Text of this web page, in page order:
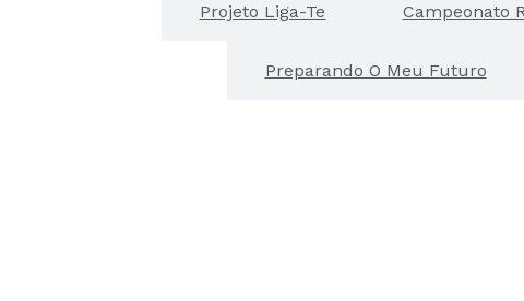
Projeto Liga-Te Campeonato
Preparando O Meu Futuro